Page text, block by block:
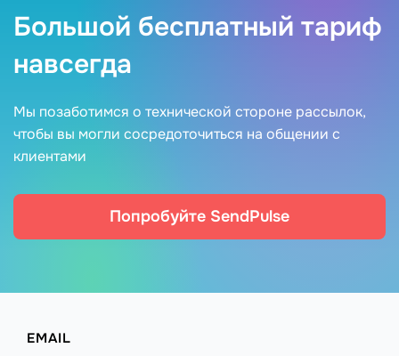
Большой бесплатный тариф
навсегда
Мы позаботимся о технической стороне рассылок,
чтобы вы могли сосредоточиться на общении с
клиентами
Попробуйте SendPulse
EMAIL